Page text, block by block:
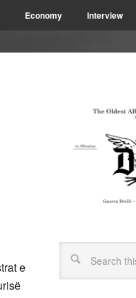
Economy Interview
e